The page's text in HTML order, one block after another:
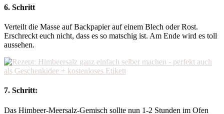
6. Schritt
Verteilt die Masse auf Backpapier auf einem Blech oder Rost.
Erschreckt euch nicht, dass es so matschig ist. Am Ende wird es toll
aussehen.
7. Schritt:
Das Himbeer-Meersalz-Gemisch sollte nun 1-2 Stunden im Ofen